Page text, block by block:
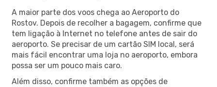
A maior parte dos voos chega ao Aeroporto do
Rostov. Depois de recolher a bagagem, confirme que
tem ligação à Internet no telefone antes de sair do
aeroporto. Se precisar de um cartão SIM local, será
mais fácil encontrar uma loja no aeroporto, embora
possa ser um pouco mais caro.
Além disso, confirme também as opções de